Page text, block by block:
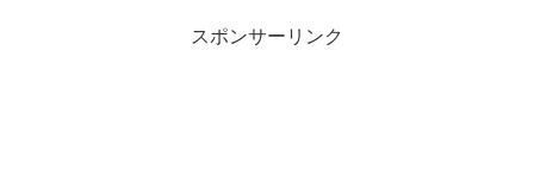
スポンサーリンク